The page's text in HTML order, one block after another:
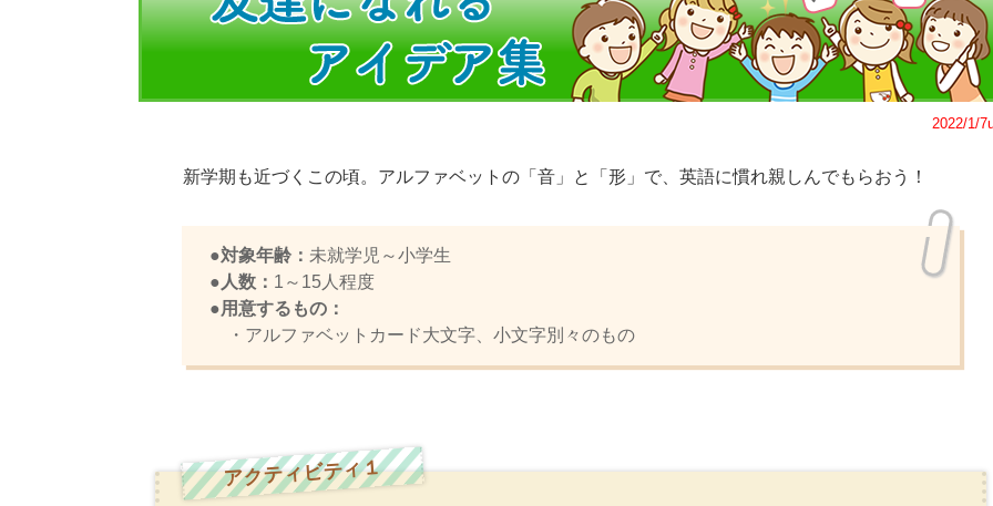
2022/1/
新学期も近づくこの頃。アルファベットの「音」と「形」で、英語に慣れ親しんでもらおう！
●対象年齢： 未就学児～小学生
●人数： 1～15人程度
●用意するもの：
・アルファベットカード大文字、小文字別々のもの
アクティビティ１